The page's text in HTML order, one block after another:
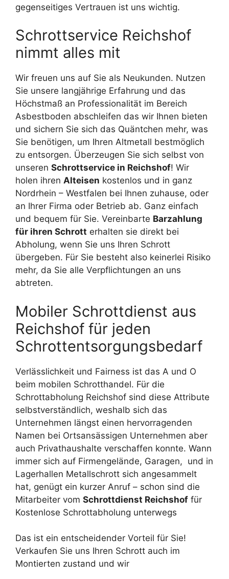
gegenseitiges Vertrauen ist uns wichtig.
Schrottservice Reichshof
nimmt alles mit
Wir freuen uns auf Sie als Neukunden. Nutzen
Sie unsere langjährige Erfahrung und das
Höchstmaß an Professionalität im Bereich
Asbestboden abschleifen das wir Ihnen bieten
und sichern Sie sich das Quäntchen mehr, was
Sie benötigen, um Ihren Altmetall bestmöglich
zu entsorgen. Überzeugen Sie sich selbst von
unseren Schrottservice in Reichshof! Wir
holen ihren Alteisen kostenlos und in ganz
Nordrhein – Westfalen bei Ihnen zuhause, oder
an Ihrer Firma oder Betrieb ab. Ganz einfach
und bequem für Sie. Vereinbarte Barzahlung
für ihren Schrott erhalten sie direkt bei
Abholung, wenn Sie uns Ihren Schrott
übergeben. Für Sie besteht also keinerlei Risiko
mehr, da Sie alle Verpflichtungen an uns
abtreten.
Mobiler Schrottdienst aus
Reichshof für jeden
Schrottentsorgungsbedarf
Verlässlichkeit und Fairness ist das A und O
beim mobilen Schrotthandel. Für die
Schrottabholung Reichshof sind diese Attribute
selbstverständlich, weshalb sich das
Unternehmen längst einen hervorragenden
Namen bei Ortsansässigen Unternehmen aber
auch Privathaushalte verschaffen konnte. Wann
immer sich auf Firmengelände, Garagen, und in
Lagerhallen Metallschrott sich angesammelt
hat, genügt ein kurzer Anruf – schon sind die
Mitarbeiter vom Schrottdienst Reichshof für
Kostenlose Schrottabholung unterwegs
Das ist ein entscheidender Vorteil für Sie!
Verkaufen Sie uns Ihren Schrott auch im
Montierten zustand und wir